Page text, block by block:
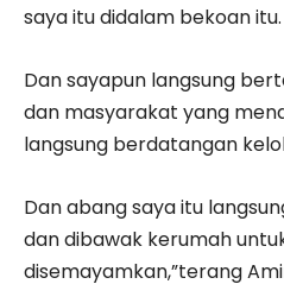
saya itu didalam bekoan itu.
Dan sayapun langsung
dan masyarakat yang
langsung berdatangan
Dan abang saya itu
dan dibawak kerumah
disemayamkan,”terang